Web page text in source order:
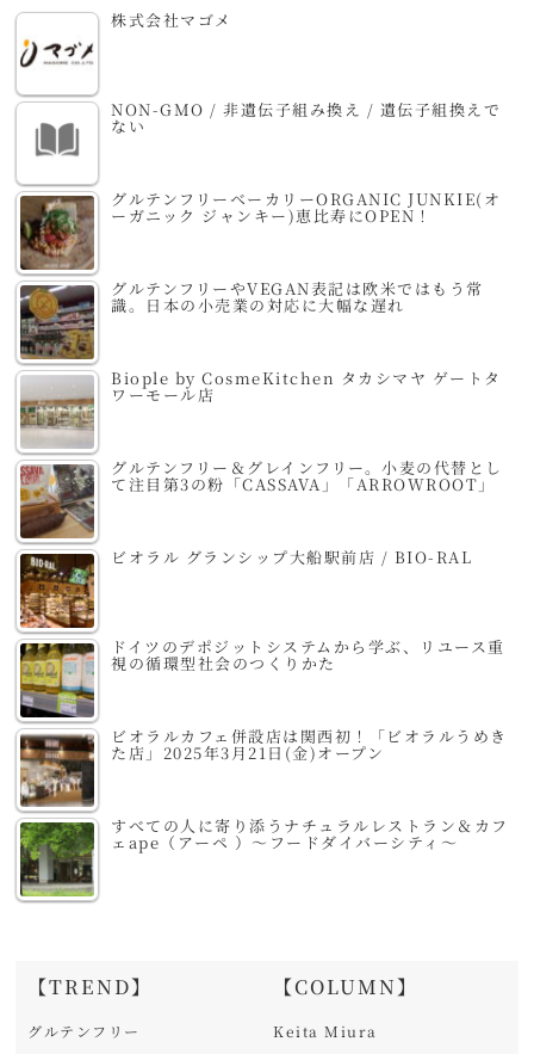
株式会社マゴメ
NON-GMO / 非遺伝子組み換え / 遺伝子組換えで
ない
グルテンフリーベーカリーORGANIC JUNKIE(オ
ーガニック ジャンキー)恵比寿にOPEN！
グルテンフリーやVEGAN表記は欧米ではもう常
識。日本の小売業の対応に大幅な遅れ
Biople by CosmeKitchen タカシマヤ ゲートタ
ワーモール店
グルテンフリー＆グレインフリー。小麦の代替とし
て注目第3の粉「CASSAVA」「ARROWROOT」
ビオラル グランシップ大船駅前店 / BIO-RAL
ドイツのデポジットシステムから学ぶ、リユース重
視の循環型社会のつくりかた
ビオラルカフェ併設店は関西初！「ビオラルうめき
た店」2025年3月21日(金)オープン
すべての人に寄り添うナチュラルレストラン＆カフ
ェape（アーペ ）～フードダイバーシティ～
【TREND】
グルテンフリー
【COLUMN】
Keita Miura